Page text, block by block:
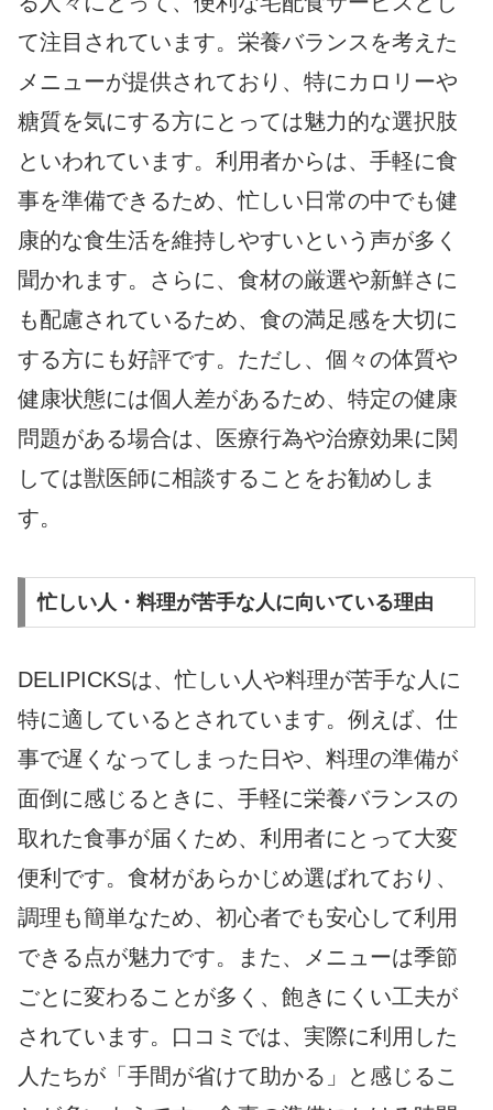
て注目されています。栄養バランスを考えた
メニューが提供されており、特にカロリーや
糖質を気にする方にとっては魅力的な選択肢
といわれています。利用者からは、手軽に食
事を準備できるため、忙しい日常の中でも健
康的な食生活を維持しやすいという声が多く
聞かれます。さらに、食材の厳選や新鮮さに
も配慮されているため、食の満足感を大切に
する方にも好評です。ただし、個々の体質や
健康状態には個人差があるため、特定の健康
問題がある場合は、医療行為や治療効果に関
しては獣医師に相談することをお勧めしま
す。
忙しい人・料理が苦手な人に向いている理由
DELIPICKSは、忙しい人や料理が苦手な人に
特に適しているとされています。例えば、仕
事で遅くなってしまった日や、料理の準備が
面倒に感じるときに、手軽に栄養バランスの
取れた食事が届くため、利用者にとって大変
便利です。食材があらかじめ選ばれており、
調理も簡単なため、初心者でも安心して利用
できる点が魅力です。また、メニューは季節
ごとに変わることが多く、飽きにくい工夫が
されています。口コミでは、実際に利用した
人たちが「手間が省けて助かる」と感じるこ